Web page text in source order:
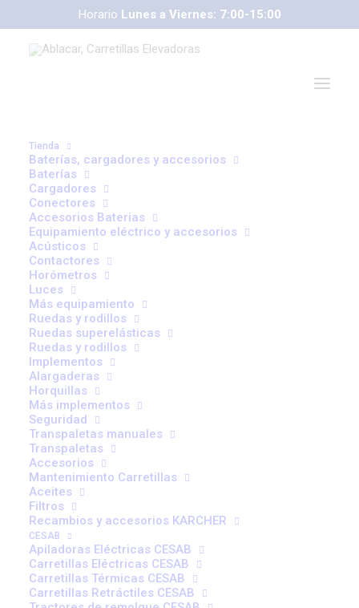
Horario Lunes a Viernes: 7:00-15:00
Tienda
Baterías, cargadores y accesorios
Baterías
Cargadores
Conectores
Accesorios Baterias
Equipamiento eléctrico y accesorios
Acústicos
Contactores
Horómetros
Luces
Más equipamiento
Ruedas y rodillos
Ruedas superelásticas
Ruedas y rodillos
Implementos
Alargaderas
Horquillas
Más implementos
Seguridad
Transpaletas manuales
Transpaletas
Accesorios
Mantenimiento Carretillas
Aceites
Filtros
Recambios y accesorios KARCHER
CESAB
Apiladoras Eléctricas CESAB
Carretillas Eléctricas CESAB
Carretillas Térmicas CESAB
Carretillas Retráctiles CESAB
IMD – Diseño
Inteligente de Mástil
IMD (Intelligent Mast Design) es un concepto pionero
diseñado y desarrollado exclusivamente dentro del grupo
CESAB.
Creemos que el mástil es la clave para un manejo
seguro y productivo de los materiales. Utilizamos el
diseño de computadora en 3-D, un modelo de análisis de